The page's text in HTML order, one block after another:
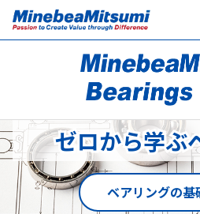
ベアリングの基礎
ベアリングの活用事例
お問い合
ゼロから学ぶ
ベアリングの基